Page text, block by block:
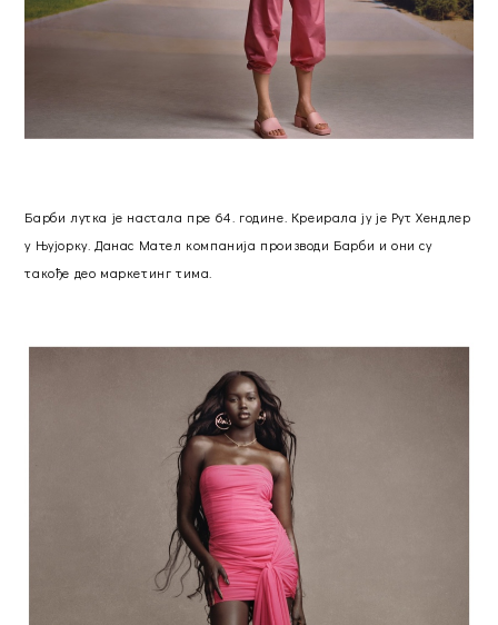
Барби лутка је настала пре 64. године. Креирала ју је Рут Хендлер
у Њујорку. Данас Мател компанија производи Барби и они су
такође део маркетинг тима.